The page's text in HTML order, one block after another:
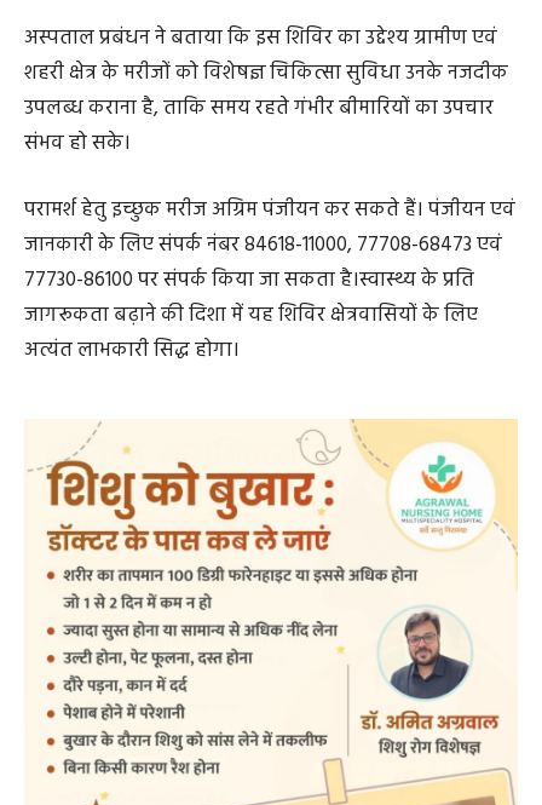
अस्पताल प्रबंधन ने बताया कि इस शिविर का उद्देश्य ग्रामीण एवं
शहरी क्षेत्र के मरीजों को विशेषज्ञ चिकित्सा सुविधा उनके नजदीक
उपलब्ध कराना है, ताकि समय रहते गंभीर बीमारियों का उपचार
संभव हो सके।
परामर्श हेतु इच्छुक मरीज अग्रिम पंजीयन कर सकते हैं। पंजीयन एवं
जानकारी के लिए संपर्क नंबर 84618-11000, 77708-68473 एवं
77730-86100 पर संपर्क किया जा सकता है।स्वास्थ्य के प्रति
जागरूकता बढ़ाने की दिशा में यह शिविर क्षेत्रवासियों के लिए
अत्यंत लाभकारी सिद्ध होगा।